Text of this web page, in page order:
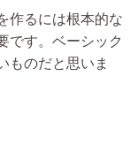
作るには根本的な
です。ベーシック
ものだと思いま